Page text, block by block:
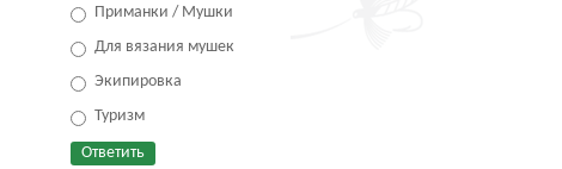
Приманки / Мушки
Для вязания мушек
Экипировка
Туризм